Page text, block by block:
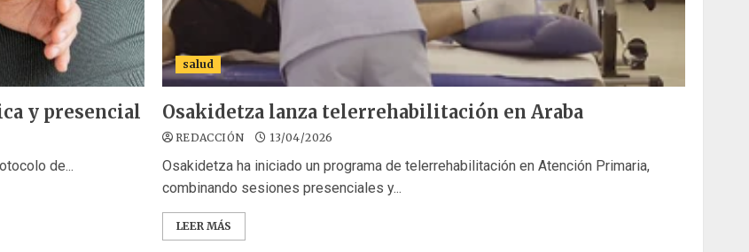
y presencial
de...
salud
Osakidetza lanza telerrehabilitación en Araba
REDACCIÓN 13/04/2026
Osakidetza ha iniciado un programa de telerrehabilitación en Atención Primaria,
combinando sesiones presenciales y...
LEER MÁS